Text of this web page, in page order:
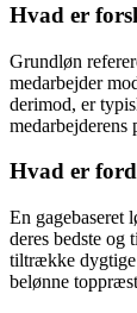
Hvad er
Grundløn
medarbejder
derimod, er
medarbejderens
Hvad er
En gagebaseret
deres bedste og
tiltrække dygtige
belønne